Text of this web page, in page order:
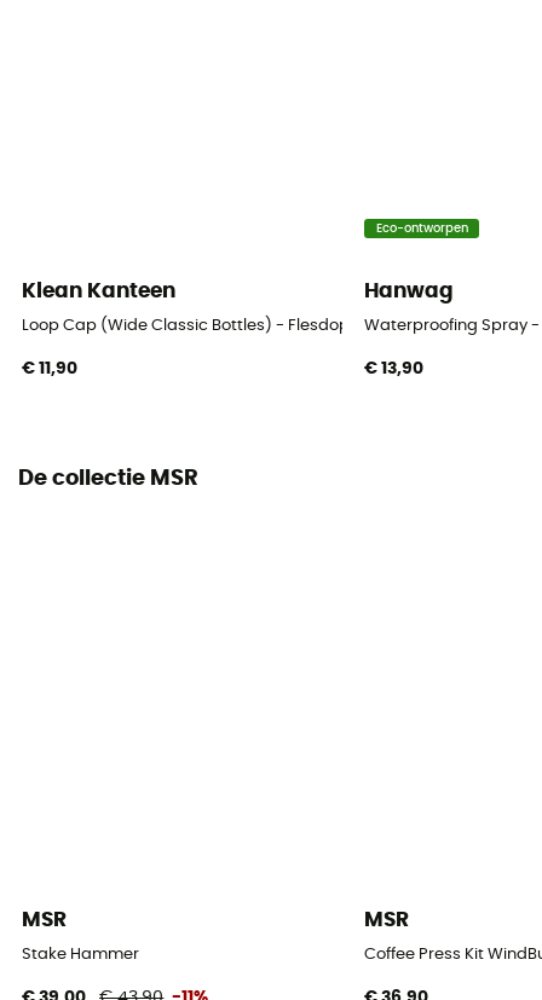
Klean Kanteen
Loop Cap (Wide Classic Bottles) - Flesdop
€ 11,90
Eco-ontworpen
Hanwag
Waterproofing Spray
€ 13,90
De collectie MSR
MSR
Stake Hammer
MSR
Coffee Press Kit